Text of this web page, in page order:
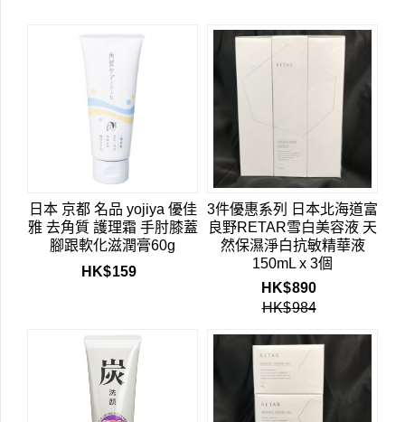
日本 京都 名品 yojiya 優佳
雅 去角質 護理霜 手肘膝蓋
腳跟軟化滋潤膏60g
HK$159
3件優惠系列 日本北海道富
良野RETAR雪白美容液 天
然保濕淨白抗敏精華液
150mL x 3個
HK$890
HK$984